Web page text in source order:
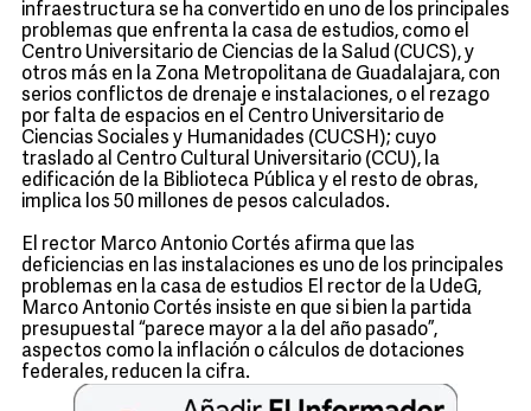
infraestructura se ha convertido en uno de los principales
problemas que enfrenta la casa de estudios, como el
Centro Universitario de Ciencias de la Salud (CUCS), y
otros más en la Zona Metropolitana de Guadalajara, con
serios conflictos de drenaje e instalaciones, o el rezago
por falta de espacios en el Centro Universitario de
Ciencias Sociales y Humanidades (CUCSH); cuyo
traslado al Centro Cultural Universitario (CCU), la
edificación de la Biblioteca Pública y el resto de obras,
implica los 50 millones de pesos calculados.
El rector Marco Antonio Cortés afirma que las
deficiencias en las instalaciones es uno de los principales
problemas en la casa de estudios El rector de la UdeG,
Marco Antonio Cortés insiste en que si bien la partida
presupuestal “parece mayor a la del año pasado”,
aspectos como la inflación o cálculos de dotaciones
federales, reducen la cifra.